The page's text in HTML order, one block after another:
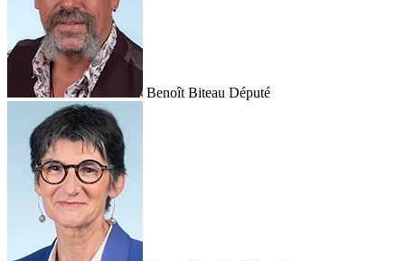
Benoît Biteau Député